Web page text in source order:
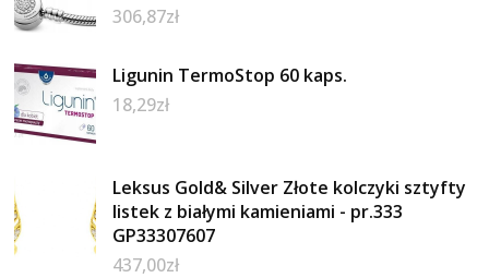
306,87zł
Ligunin TermoStop 60 kaps.
18,29zł
Leksus Gold& Silver Złote kolczyki sztyfty
listek z białymi kamieniami - pr.333
GP33307607
437,00zł